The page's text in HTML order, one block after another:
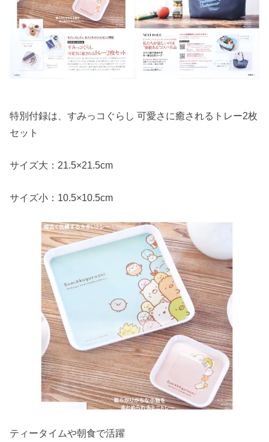
特別付録は、すみっコぐらし 可愛さに癒されるトレー2枚
セット
サイズ大：21.5×21.5cm
サイズ小：10.5×10.5cm
ティータイムや朝食で活躍